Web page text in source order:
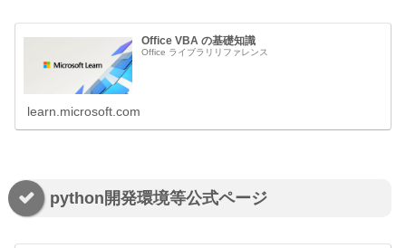
Office VBA の基礎知識
Office ライブラリリファレンス
learn.microsoft.com
python開発環境等公式ページ